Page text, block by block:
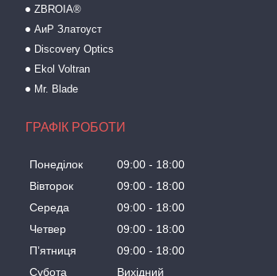
ZBROIA®
АиР Златоуст
Discovery Optics
Ekol Voltran
Mr. Blade
ГРАФІК РОБОТИ
Понеділок 09:00
18:00
Вівторок
09:00
18:00
Середа
09:00
18:00
Четвер
09:00
18:00
Пʼятниця
09:00
18:00
Субота
Вихідний